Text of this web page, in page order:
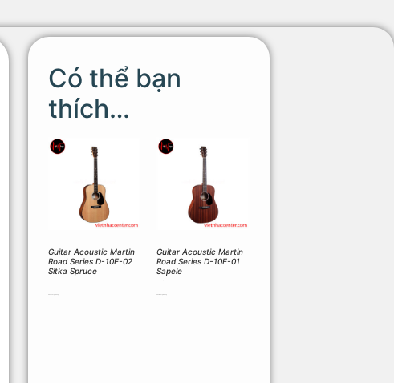
Có thể bạn
thích…
Guitar Acoustic Martin
Road Series D-10E-02
Sitka Spruce
Guitar Acoustic Martin
Road Series D-10E-01
Sapele